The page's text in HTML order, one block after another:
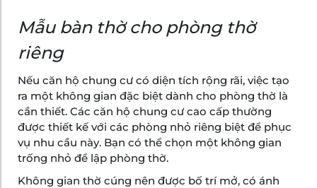
Mẫu bàn thờ cho phòng thờ
riêng
Nếu căn hộ chung cư có diện tích rộng rãi, việc tạo
ra một không gian đặc biệt dành cho phòng thờ là
cần thiết. Các căn hộ chung cư cao cấp thường
được thiết kế với các phòng nhỏ riêng biệt để phục
vụ nhu cầu này. Bạn có thể chọn một không gian
trống nhỏ để lập phòng thờ.
Không gian thờ cúng nên được bố trí mở, có ánh